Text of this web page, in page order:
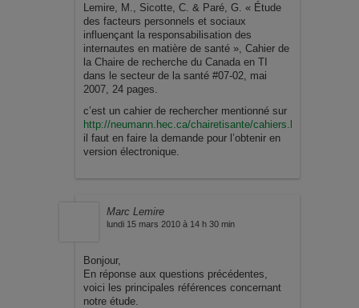
Lemire, M., Sicotte, C. & Paré, G. « Étude
des facteurs personnels et sociaux
influençant la responsabilisation des
internautes en matière de santé », Cahier de
la Chaire de recherche du Canada en TI
dans le secteur de la santé #07-02, mai
2007, 24 pages.
c’est un cahier de rechercher mentionné sur
http://neumann.hec.ca/chairetisante/cahiers.html
il faut en faire la demande pour l’obtenir en
version électronique.
Marc Lemire
lundi 15 mars 2010 à 14 h 30 min
Bonjour,
En réponse aux questions précédentes,
voici les principales références concernant
notre étude.